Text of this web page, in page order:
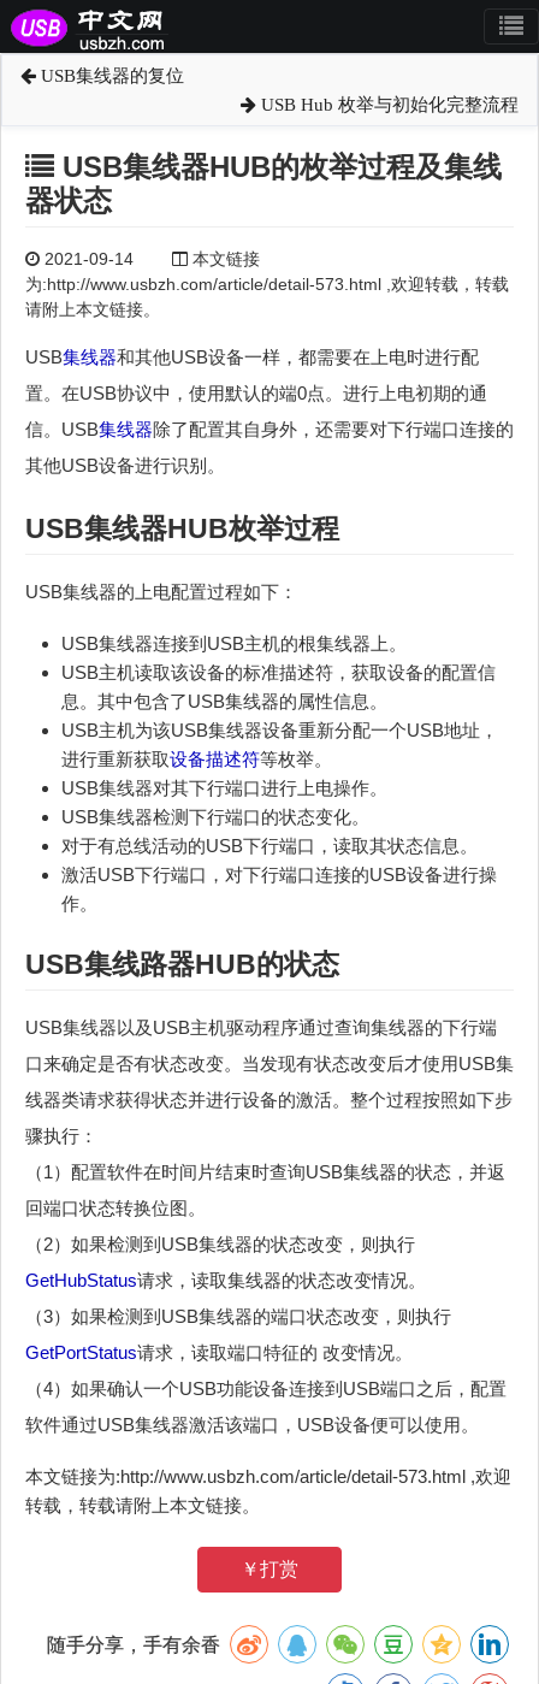
USB集线器的复位
USB Hub 枚举与初始化完整流程
USB集线器HUB的枚举过程及集线
器状态
2021-09-14
本文链接
为:http://www.usbzh.com/article/detail-573.html ,欢迎转载，转载
请附上本文链接。
USB集线器和其他USB设备一样，都需要在上电时进行配
置。在USB协议中，使用默认的端0点。进行上电初期的通
信。USB集线器除了配置其自身外，还需要对下行端口连接的
其他USB设备进行识别。
USB集线器HUB枚举过程
USB集线器的上电配置过程如下：
USB集线器连接到USB主机的根集线器上。
USB主机读取该设备的标准描述符，获取设备的配置信
息。其中包含了USB集线器的属性信息。
USB主机为该USB集线器设备重新分配一个USB地址，
进行重新获取设备描述符等枚举。
USB集线器对其下行端口进行上电操作。
USB集线器检测下行端口的状态变化。
对于有总线活动的USB下行端口，读取其状态信息。
激活USB下行端口，对下行端口连接的USB设备进行操
作。
USB集线路器HUB的状态
USB集线器以及USB主机驱动程序通过查询集线器的下行端
口来确定是否有状态改变。当发现有状态改变后才使用USB集
线器类请求获得状态并进行设备的激活。整个过程按照如下步
骤执行：
（1）配置软件在时间片结束时查询USB集线器的状态，并返
回端口状态转换位图。
（2）如果检测到USB集线器的状态改变，则执行
GetHubStatus请求，读取集线器的状态改变情况。
（3）如果检测到USB集线器的端口状态改变，则执行
GetPortStatus请求，读取端口特征的 改变情况。
（4）如果确认一个USB功能设备连接到USB端口之后，配置
软件通过USB集线器激活该端口，USB设备便可以使用。
本文链接为:http://www.usbzh.com/article/detail-573.html ,欢迎
转载，转载请附上本文链接。
￥打赏
随手分享，手有余香